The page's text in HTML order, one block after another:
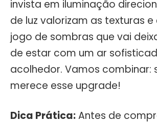
invista em iluminação
de luz valorizam as texturas
jogo de sombras que vai
de estar com um ar
acolhedor. Vamos combinar:
merece esse upgrade!
Dica Prática:Antes de